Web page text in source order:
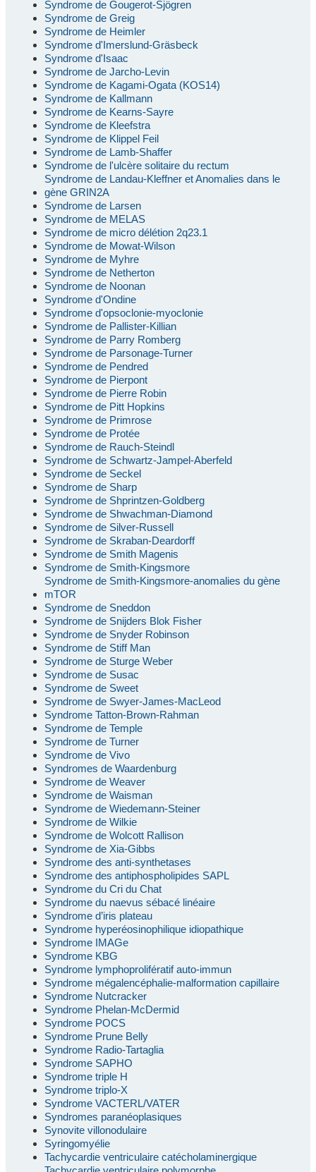
Syndrome de Gougerot-Sjögren
Syndrome de Greig
Syndrome de Heimler
Syndrome d'Imerslund-Gräsbeck
Syndrome d'Isaac
Syndrome de Jarcho-Levin
Syndrome de Kagami-Ogata (KOS14)
Syndrome de Kallmann
Syndrome de Kearns-Sayre
Syndrome de Kleefstra
Syndrome de Klippel Feil
Syndrome de Lamb-Shaffer
Syndrome de l'ulcère solitaire du rectum
Syndrome de Landau-Kleffner et Anomalies dans le
gène GRIN2A
Syndrome de Larsen
Syndrome de MELAS
Syndrome de micro délétion 2q23.1
Syndrome de Mowat-Wilson
Syndrome de Myhre
Syndrome de Netherton
Syndrome de Noonan
Syndrome d'Ondine
Syndrome d'opsoclonie-myoclonie
Syndrome de Pallister-Killian
Syndrome de Parry Romberg
Syndrome de Parsonage-Turner
Syndrome de Pendred
Syndrome de Pierpont
Syndrome de Pierre Robin
Syndrome de Pitt Hopkins
Syndrome de Primrose
Syndrome de Protée
Syndrome de Rauch-Steindl
Syndrome de Schwartz-Jampel-Aberfeld
Syndrome de Seckel
Syndrome de Sharp
Syndrome de Shprintzen-Goldberg
Syndrome de Shwachman-Diamond
Syndrome de Silver-Russell
Syndrome de Skraban-Deardorff
Syndrome de Smith Magenis
Syndrome de Smith-Kingsmore
Syndrome de Smith-Kingsmore-anomalies du gène
mTOR
Syndrome de Sneddon
Syndrome de Snijders Blok Fisher
Syndrome de Snyder Robinson
Syndrome de Stiff Man
Syndrome de Sturge Weber
Syndrome de Susac
Syndrome de Sweet
Syndrome de Swyer-James-MacLeod
Syndrome Tatton-Brown-Rahman
Syndrome de Temple
Syndrome de Turner
Syndrome de Vivo
Syndromes de Waardenburg
Syndrome de Weaver
Syndrome de Waisman
Syndrome de Wiedemann-Steiner
Syndrome de Wilkie
Syndrome de Wolcott Rallison
Syndrome de Xia-Gibbs
Syndrome des anti-synthetases
Syndrome des antiphospholipides SAPL
Syndrome du Cri du Chat
Syndrome du naevus sébacé linéaire
Syndrome d’iris plateau
Syndrome hyperéosinophilique idiopathique
Syndrome IMAGe
Syndrome KBG
Syndrome lymphoprolifératif auto-immun
Syndrome mégalencéphalie-malformation capillaire
Syndrome Nutcracker
Syndrome Phelan-McDermid
Syndrome POCS
Syndrome Prune Belly
Syndrome Radio-Tartaglia
Syndrome SAPHO
Syndrome triple H
Syndrome triplo-X
Syndrome VACTERL/VATER
Syndromes paranéoplasiques
Synovite villonodulaire
Syringomyélie
Tachycardie ventriculaire catécholaminergique